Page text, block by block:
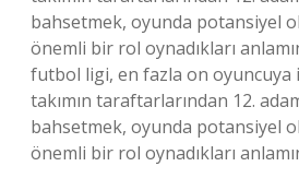
bahsetmek, oyunda potansiyel
önemli bir rol oynadıkları
futbol ligi, en fazla on oyuncuya
takımın taraftarlarından 12.
bahsetmek, oyunda potansiyel
önemli bir rol oynadıkları